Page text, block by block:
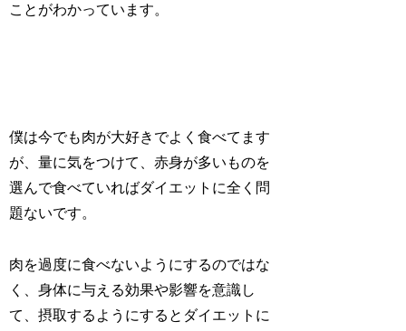
ことがわかっています。
僕は今でも肉が大好きでよく食べてます
が、量に気をつけて、赤身が多いものを
選んで食べていればダイエットに全く問
題ないです。
肉を過度に食べないようにするのではな
く、身体に与える効果や影響を意識し
て、摂取するようにするとダイエットに